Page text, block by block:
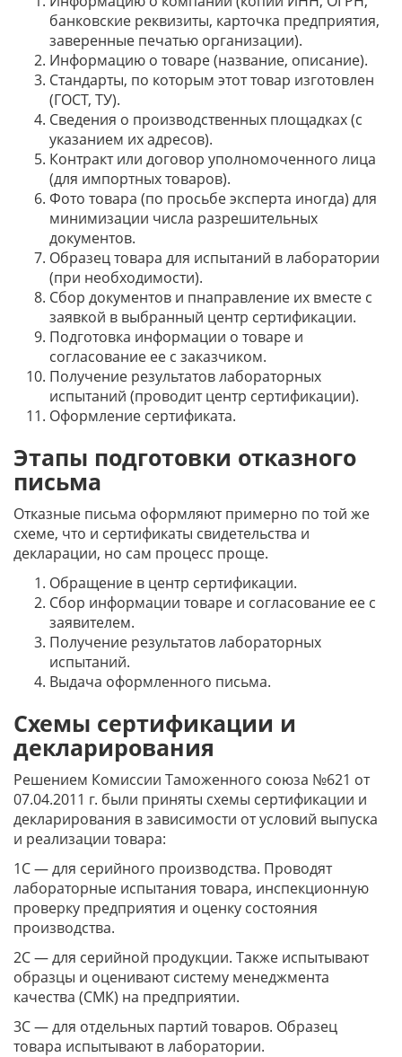
банковские реквизиты, карточка предприятия,
заверенные печатью организации).
Информацию о товаре (название, описание).
Стандарты, по которым этот товар изготовлен
(ГОСТ, ТУ).
Сведения о производственных площадках (с
указанием их адресов).
Контракт или договор уполномоченного лица
(для импортных товаров).
Фото товара (по просьбе эксперта иногда) для
минимизации числа разрешительных
документов.
Образец товара для испытаний в лаборатории
(при необходимости).
Сбор документов и пнаправление их вместе с
заявкой в выбранный центр сертификации.
Подготовка информации о товаре и
согласование ее с заказчиком.
Получение результатов лабораторных
испытаний (проводит центр сертификации).
Оформление сертификата.
Этапы подготовки отказного
письма
Отказные письма оформляют примерно по той же
схеме, что и сертификаты свидетельства и
декларации, но сам процесс проще.
Обращение в центр сертификации.
Сбор информации товаре и согласование ее с
заявителем.
Получение результатов лабораторных
испытаний.
Выдача оформленного письма.
Схемы сертификации и
декларирования
Решением Комиссии Таможенного союза №621 от
07.04.2011 г. были приняты схемы сертификации и
декларирования в зависимости от условий выпуска
и реализации товара:
1С — для серийного производства. Проводят
лабораторные испытания товара, инспекционную
проверку предприятия и оценку состояния
производства.
2С — для серийной продукции. Также испытывают
образцы и оценивают систему менеджмента
качества (СМК) на предприятии.
3С — для отдельных партий товаров. Образец
товара испытывают в лаборатории.